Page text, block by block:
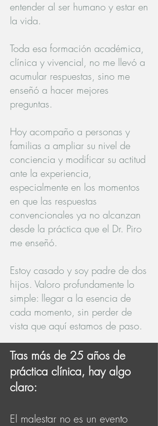
entender al ser humano y estar en
la vida.
Toda esa formación académica,
clínica y vivencial, no me llevó a
acumular respuestas, sino me
enseñó a hacer mejores
preguntas.
Hoy acompaño a personas y
familias a ampliar su nivel de
conciencia y modificar su actitud
ante la experiencia,
especialmente en los momentos
en que las respuestas
convencionales ya no alcanzan
desde la práctica que el Dr. Piro
me enseñó.
Estoy casado y soy padre de dos
hijos. Valoro profundamente lo
simple: llegar a la esencia de
cada momento, sin perder de
vista que aquí estamos de paso.
​Tras más de 25 años de
práctica clínica, hay algo
claro:
El malestar no es un evento